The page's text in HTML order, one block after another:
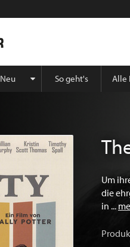
Neu So geht's Alle
Um
die
in ...